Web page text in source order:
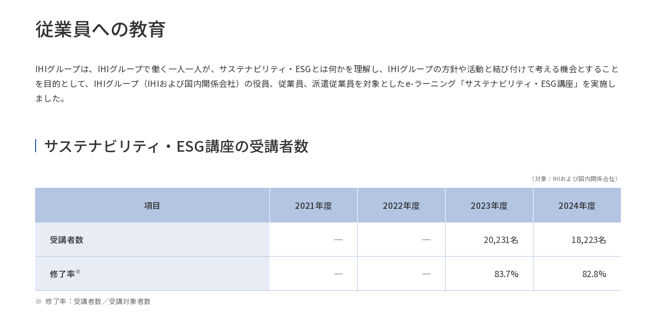
Location
地域統括拠点ウェブサイト
その他
従業員への教育
IHIグループは、IHIグループで働く一人一人が、サステナビリティ・ESGとは何かを理解し、IHIグループの方針や活動と結び付けて考える機会とすること
を目的として、IHIグループ（IHIおよび国内関係会社）の役員、従業員、派遣従業員を対象としたe-ラーニング「サステナビリティ・ESG講座」を実施し
ました。
サステナビリティ・ESG講座の受講者数
（対象：IHIおよび国内関係会社）
項目 2021年度 2022年度 2023年度 2024年度
受講者数 ─ ─ 20,231名 18,223名
修了率※ ─ ─ 83.7% 82.8%
修了率：受講者数／受講対象者数